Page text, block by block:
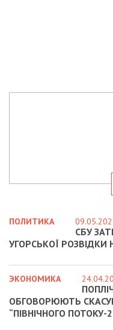
ПОЛИТИКА
СБУ
УГОРСЬКОЇ РОЗВІДКИ
ЭКОНОМИКА
ОБГОВОРЮЮТЬ
“ПІВНІЧНОГО ПОТОКУ-